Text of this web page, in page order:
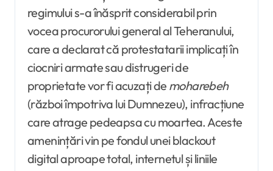
regimului s-a înăsprit considerabil prin
vocea procurorului general al Teheranului,
care a declarat că protestatarii implicați în
ciocniri armate sau distrugeri de
proprietate vor fi acuzați de moharebeh
(război împotriva lui Dumnezeu), infracțiune
care atrage pedeapsa cu moartea. Aceste
amenințări vin pe fondul unei blackout
digital aproape total, internetul și liniile